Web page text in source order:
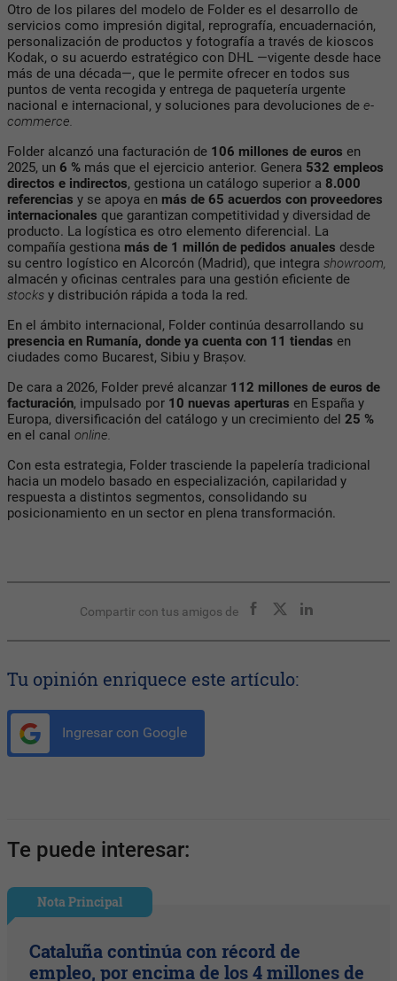
Otro de los pilares del modelo de Folder es el desarrollo de
servicios como impresión digital, reprografía, encuadernación,
personalización de productos y fotografía a través de kioscos
Kodak, o su acuerdo estratégico con DHL —vigente desde hace
más de una década—, que le permite ofrecer en todos sus
puntos de venta recogida y entrega de paquetería urgente
nacional e internacional, y soluciones para devoluciones de e-
commerce.
Folder alcanzó una facturación de 106 millones de euros en
2025, un 6 % más que el ejercicio anterior. Genera 532 empleos
directos e indirectos, gestiona un catálogo superior a 8.000
referencias y se apoya en más de 65 acuerdos con proveedores
internacionales que garantizan competitividad y diversidad de
producto. La logística es otro elemento diferencial. La
compañía gestiona más de 1 millón de pedidos anuales desde
su centro logístico en Alcorcón (Madrid), que integra showroom,
almacén y oficinas centrales para una gestión eficiente de
stocks y distribución rápida a toda la red.
En el ámbito internacional, Folder continúa desarrollando su
presencia en Rumanía, donde ya cuenta con 11 tiendas en
ciudades como Bucarest, Sibiu y Brașov.
De cara a 2026, Folder prevé alcanzar 112 millones de euros de
facturación, impulsado por 10 nuevas aperturas en España y
Europa, diversificación del catálogo y un crecimiento del 25 %
en el canal online.
Con esta estrategia, Folder trasciende la papelería tradicional
hacia un modelo basado en especialización, capilaridad y
respuesta a distintos segmentos, consolidando su
posicionamiento en un sector en plena transformación.
Compartir con tus amigos de
Tu opinión enriquece este artículo:
Ingresar con Google
Te puede interesar:
Nota Principal
Cataluña continúa con récord de
empleo, por encima de los 4 millones de